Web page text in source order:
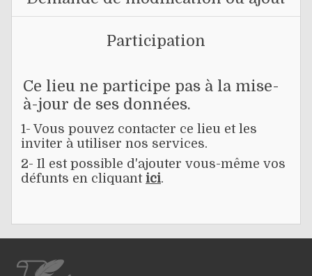
Participation
Ce lieu ne participe pas à la mise-
à-jour de ses données.
1- Vous pouvez contacter ce lieu et les
inviter à utiliser nos services.
2- Il est possible d'ajouter vous-même vos
défunts en cliquant ici.